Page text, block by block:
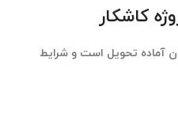
کاشکار
آماده تحویل است و شرایط